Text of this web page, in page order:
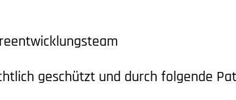
geschützt und durch folgende